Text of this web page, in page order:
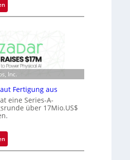
n
m
t
D
a
k
V
i
i
o
M
r
o
c
h
p
p
l
t
Inc.
Fertigung aus
eine Series-A-
über 17Mio.US$
Z